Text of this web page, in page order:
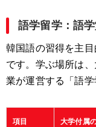
語学留学：語
韓国語の習得を主
です。学ぶ場所は
業が運営する「語学
項目 大学付属